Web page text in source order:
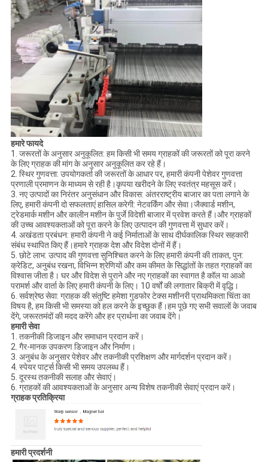
हमारे फायदे
1. जरूरतों के अनुसार अनुकूलित: हम किसी भी समय ग्राहकों की जरूरतों को पूरा करने
के लिए ग्राहक की मांग के अनुसार अनुकूलित कर रहे हैं।
2. स्थिर गुणवत्ता: उपयोगकर्ता की जरूरतों के आधार पर, हमारी कंपनी पेशेवर गुणवत्ता
प्रणाली प्रमाणन के माध्यम से रही है।कृपया खरीदने के लिए स्वतंत्र महसूस करें।
3. नए उत्पादों का निरंतर अनुसंधान और विकास: अंतरराष्ट्रीय बाजार का पता लगाने के
लिए, हमारी कंपनी दो सफलताएं हासिल करेगी: नेटवर्किंग और सेवा।जैक्वार्ड मशीन,
ट्रेडमार्क मशीन और कालीन मशीन के पुर्जे विदेशी बाजार में प्रवेश करते हैं।और ग्राहकों
की उच्च आवश्यकताओं को पूरा करने के लिए उत्पादन की गुणवत्ता में सुधार करें।
4. अखंडता प्रबंधन: हमारी कंपनी ने कई निर्माताओं के साथ दीर्घकालिक स्थिर सहकारी
संबंध स्थापित किए हैं।हमारे ग्राहक देश और विदेश दोनों में हैं।
5. छोटे लाभ: उत्पाद की गुणवत्ता सुनिश्चित करने के लिए हमारी कंपनी की ताकत, पुन:
क्रेडिट, अनुबंध रखना, विभिन्न श्रेणियों और कम कीमत के सिद्धांतों के तहत ग्राहकों का
विश्वास जीता है। घर और विदेश से पुराने और नए ग्राहकों का स्वागत है कॉल या आओ
परामर्श और वार्ता के लिए हमारी कंपनी के लिए। 10 वर्षों की लगातार बिक्री में वृद्धि।
6. सर्वश्रेष्ठ सेवा: ग्राहक की संतुष्टि हमेशा गुडफोर टेक्स मशीनरी प्राथमिकता चिंता का
विषय है, हम किसी भी समस्या को हल करने के इच्छुक हैं।हम पूछे गए सभी सवालों के जवाब
देंगे, जरूरतमंदों की मदद करेंगे और हर प्रार्थना का जवाब देंगे।
हमारी सेवा
1. तकनीकी डिजाइन और समाधान प्रदान करें।
2. गैर-मानक उपकरण डिजाइन और निर्माण।
3. अनुबंध के अनुसार पेशेवर और तकनीकी प्रशिक्षण और मार्गदर्शन प्रदान करें।
4. स्पेयर पार्ट्स किसी भी समय उपलब्ध हैं।
5. दूरस्थ तकनीकी सलाह और सेवाएं।
6. ग्राहकों की आवश्यकताओं के अनुसार अन्य विशेष तकनीकी सेवाएं प्रदान करें।
ग्राहक प्रतिक्रिया
हमारी प्रदर्शनी